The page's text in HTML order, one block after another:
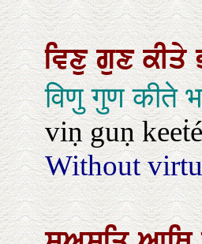
ਵਿਣੁਗੁਣਕੀਤੇ
विणु गुण कीते
viṇ guṇ
Without